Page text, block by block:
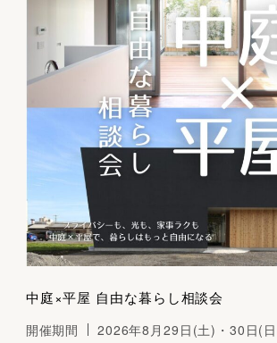
中庭×平屋 自由な暮らし相談会
開催期間
2026年8月29日(土)・30日(